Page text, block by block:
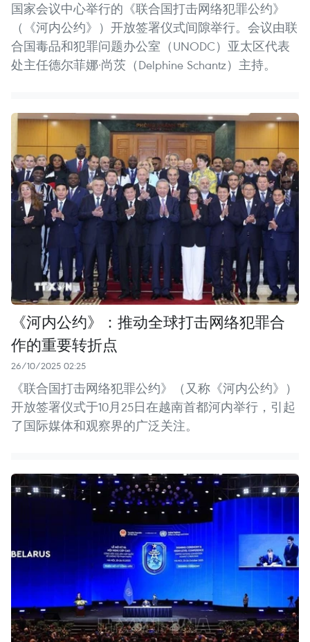
国家会议中心举行的《联合国打击网络犯罪公约》
（《河内公约》）开放签署仪式间隙举行。会议由联
合国毒品和犯罪问题办公室（UNODC）亚太区代表
处主任德尔菲娜·尚茨（Delphine Schantz）主持。
《河内公约》：推动全球打击网络犯罪合
作的重要转折点
26/10/2025 02:25
《联合国打击网络犯罪公约》（又称《河内公约》）
开放签署仪式于10月25日在越南首都河内举行，引起
了国际媒体和观察界的广泛关注。 ​